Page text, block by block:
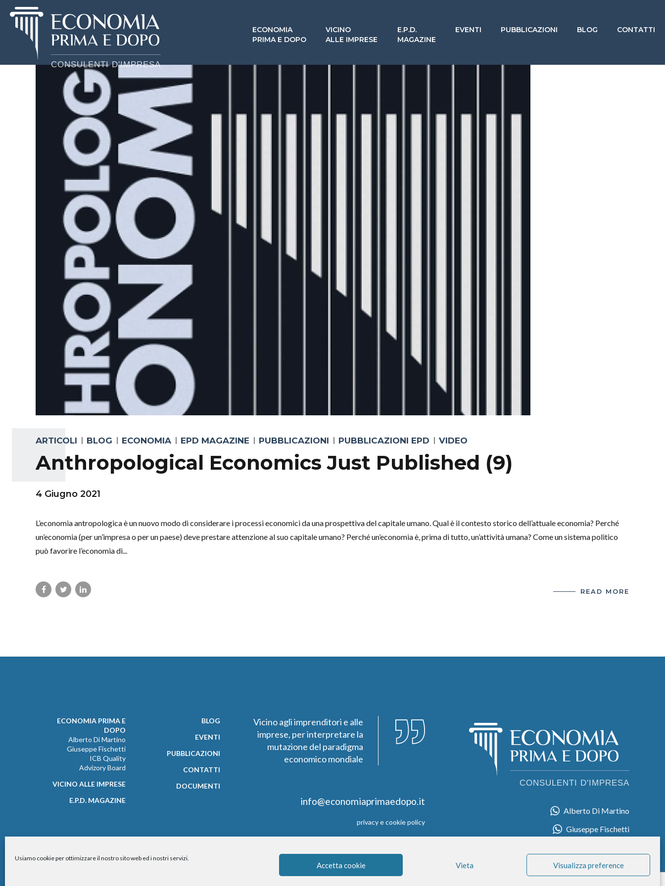
Usiamo cookie per ottimizzare il nostro sito web ed i nostri servizi.
Accetta cookie Vieta Visualizza preference
ECONOMIA
PRIMA E DOPO
VICINO
ALLE IMPRESE
E.P.D.
MAGAZINE
EVENTI PUBBLICAZIONI BLOG CONTATTI
ARTICOLI BLOG ECONOMIA EPD MAGAZINE PUBBLICAZIONI PUBBLICAZIONI EPD VIDEO
Anthropological Economics Just Published (9)
4 Giugno 2021
L’economia antropologica è un nuovo modo di considerare i processi economici da una prospettiva del capitale umano. Qual è il contesto storico dell’attuale economia? Perché
un’economia (per un’impresa o per un paese) deve prestare attenzione al suo capitale umano? Perché un’economia è, prima di tutto, un’attività umana? Come un sistema politico
può favorire l’economia di...
READ MORE
ECONOMIA PRIMA E
DOPO
Alberto Di Martino
Giuseppe Fischetti
ICB Quality
Advizory Board
VICINO ALLE IMPRESE
E.P.D. MAGAZINE
BLOG
EVENTI
PUBBLICAZIONI
CONTATTI
DOCUMENTI
Vicino agli imprenditori e alle
imprese, per interpretare la
mutazione del paradigma
economico mondiale
info@economiaprimaedopo.it
privacy e cookie policy
Alberto Di Martino
Giuseppe Fischetti